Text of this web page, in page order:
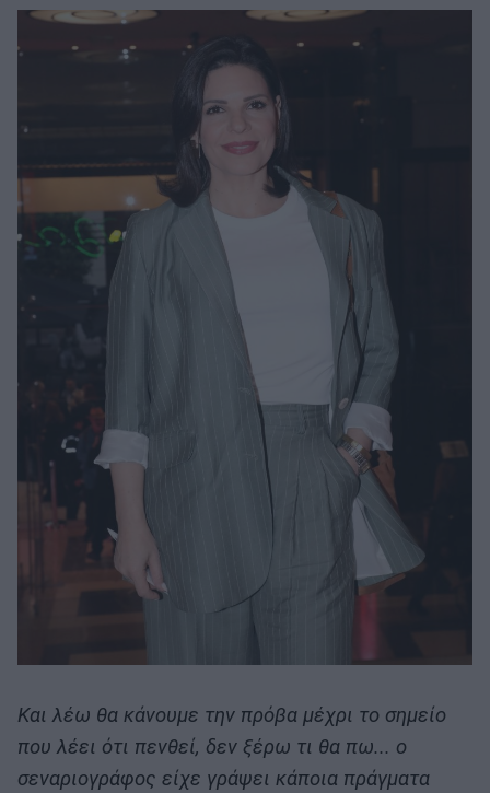
Και λέω θα κάνουμε την πρόβα μέχρι το σημείο
που λέει ότι πενθεί, δεν ξέρω τι θα πω... ο
σεναριογράφος είχε γράψει κάποια πράγματα